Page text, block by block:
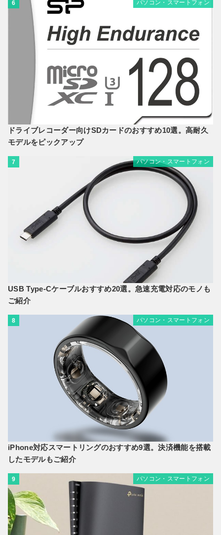
6 パソコン・スマートフォン
ドライブレコーダー向けSDカードのおすすめ10選。高耐久
モデルをピックアップ
7 パソコン・スマートフォン
USB Type-Cケーブルおすすめ20選。急速充電対応のモノも
ご紹介
8 パソコン・スマートフォン
iPhone対応スマートリングのおすすめ9選。決済機能を搭載
したモデルもご紹介
9 パソコン・スマートフォン